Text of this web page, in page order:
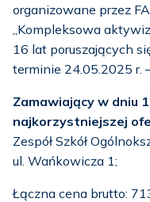
organizowane przez
„Kompleksowa
16 lat poruszających
terminie 24.05.2025 r.
Zamawiający w dniu
najkorzystniejszej
Zespół Szkół
ul. Wańkowicza 1;
Łączna cena brutto: